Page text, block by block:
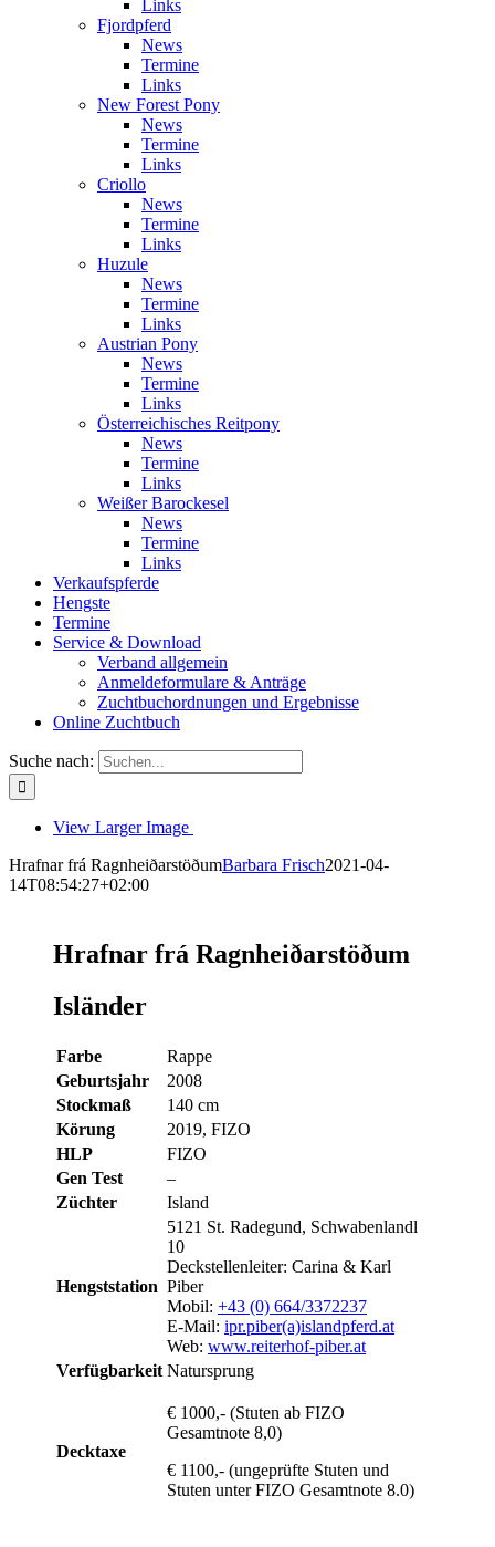
Links
Fjordpferd
News
Termine
Links
New Forest Pony
News
Termine
Links
Criollo
News
Termine
Links
Huzule
News
Termine
Links
Austrian Pony
News
Termine
Links
Österreichisches Reitpony
News
Termine
Links
Weißer Barockesel
News
Termine
Links
Verkaufspferde
Hengste
Termine
Service & Download
Verband allgemein
Anmeldeformulare & Anträge
Zuchtbuchordnungen und Ergebnisse
Online Zuchtbuch
Suche nach:
View Larger Image
Hrafnar frá RagnheiðarstöðumBarbara Frisch2021-04-
14T08:54:27+02:00
Hrafnar frá Ragnheiðarstöðum
Isländer
Farbe
Rappe
Geburtsjahr
2008
Stockmaß
140 cm
Körung
2019, FIZO
HLP
FIZO
Gen Test
–
Züchter
Island
Hengststation
5121 St. Radegund, Schwabenlandl
10
Deckstellenleiter: Carina & Karl
Piber
Mobil: +43 (0) 664/3372237
E-Mail: ipr.piber(a)islandpferd.at
Web: www.reiterhof-piber.at
Verfügbarkeit Natursprung
Decktaxe
€ 1000,- (Stuten ab FIZO
Gesamtnote 8,0)
€ 1100,- (ungeprüfte Stuten und
Stuten unter FIZO Gesamtnote 8.0)